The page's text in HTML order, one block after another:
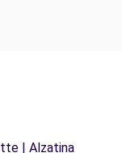
| Alzatina